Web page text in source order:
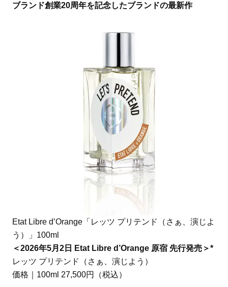
ブランド創業20周年を記念したブランドの最新作
Etat Libre d’Orange「レッツ プリテンド（さぁ、演じよ
う）」100ml
＜2026年5月2日 Etat Libre d’Orange 原宿 先行発売＞*
レッツ プリテンド（さぁ、演じよう）
価格｜100ml 27,500円（税込）